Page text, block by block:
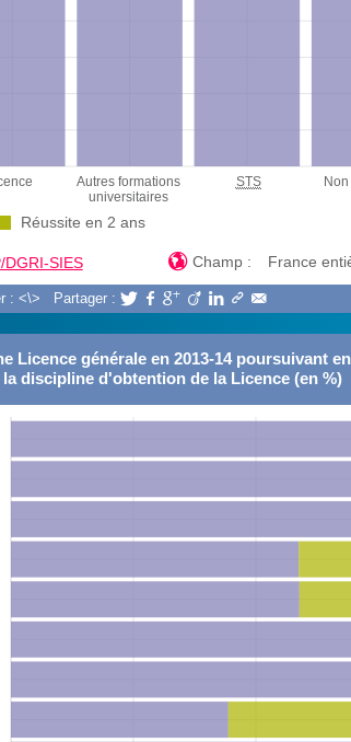
Autres formations
universitaires
STS
Réussite en 2 ans
DGRI-SIES Champ : France
: <\> Partager :      
Licence générale en 2013-14 poursuivant
discipline d'obtention de la Licence (en %)